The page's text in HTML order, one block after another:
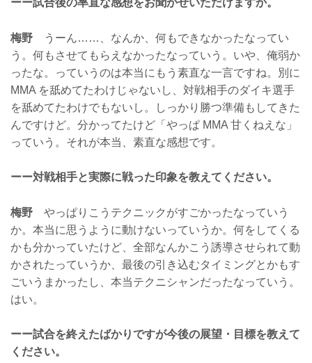
ーー試合後の率直な感想をお聞かせいただけますか。
梅野 うーん……、なんか、何もできなかったなってい
う。何もさせてもらえなかったなっていう。いや、俺弱か
ったな。っていうのは本当にもう素直な一言ですね。別に
MMA を舐めてたわけじゃないし、対戦相手のダイキ選手
を舐めてたわけでもないし。しっかり勝つ準備もしてきた
んですけど。分かってたけど「やっぱ MMA 甘くねえな」
っていう。それが本当、素直な感想です。
ーー対戦相手と実際に戦った印象を教えてください。
梅野 やっぱりこうテクニックがすごかったなっていう
か。本当に思うように動けないっていうか。何をしてくる
かも分かっていたけど、全部なんかこう誘導させられて動
かされたっていうか、最後の引き込むタイミングとかもす
ごいうまかったし、本当テクニシャンだったなっていう。
はい。
ーー試合を終えたばかりですが今後の展望・目標を教えて
ください。